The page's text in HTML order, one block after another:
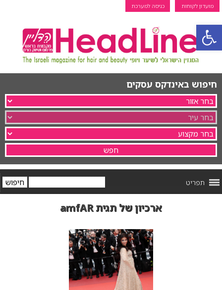
פתח סרגל נגישות
מועדון לקוחות כניסה למערכת
חיפוש באינדקס עסקים
תפריט
ארכיון של תגית amfAR